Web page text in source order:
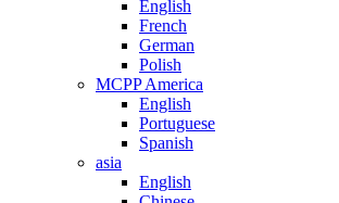
English
French
German
Polish
MCPP America
English
Portuguese
Spanish
asia
English